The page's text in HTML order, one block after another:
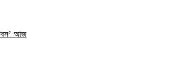
আজ